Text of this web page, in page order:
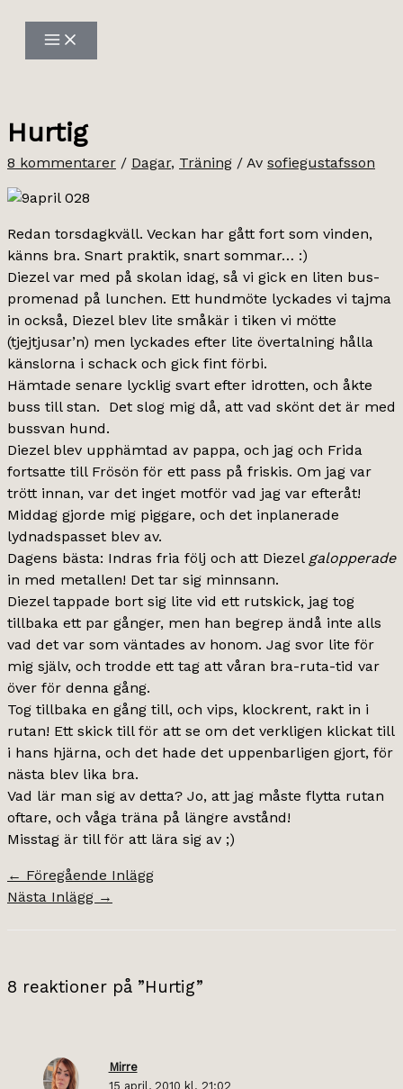
innehåll
Hurtig
8 kommentarer / Dagar, Träning / Av sofiegustafsson
Redan torsdagkväll. Veckan har gått fort som vinden,
känns bra. Snart praktik, snart sommar… :)
Diezel var med på skolan idag, så vi gick en liten bus-
promenad på lunchen. Ett hundmöte lyckades vi tajma
in också, Diezel blev lite småkär i tiken vi mötte
(tjejtjusar’n) men lyckades efter lite övertalning hålla
känslorna i schack och gick fint förbi.
Hämtade senare lycklig svart efter idrotten, och åkte
buss till stan. Det slog mig då, att vad skönt det är med
bussvan hund.
Diezel blev upphämtad av pappa, och jag och Frida
fortsatte till Frösön för ett pass på friskis. Om jag var
trött innan, var det inget motför vad jag var efteråt!
Middag gjorde mig piggare, och det inplanerade
lydnadspasset blev av.
Dagens bästa: Indras fria följ och att Diezel galopperade
in med metallen! Det tar sig minnsann.
Diezel tappade bort sig lite vid ett rutskick, jag tog
tillbaka ett par gånger, men han begrep ändå inte alls
vad det var som väntades av honom. Jag svor lite för
mig själv, och trodde ett tag att våran bra-ruta-tid var
över för denna gång.
Tog tillbaka en gång till, och vips, klockrent, rakt in i
rutan! Ett skick till för att se om det verkligen klickat till
i hans hjärna, och det hade det uppenbarligen gjort, för
nästa blev lika bra.
Vad lär man sig av detta? Jo, att jag måste flytta rutan
oftare, och våga träna på längre avstånd!
Misstag är till för att lära sig av ;)
← Föregående Inlägg
Nästa Inlägg →
8 reaktioner på ”Hurtig”
Mirre
15 april, 2010 kl. 21:02